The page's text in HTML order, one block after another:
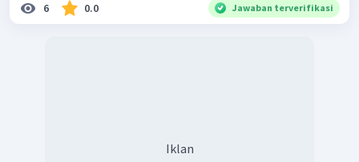
6 0.0 Jawaban terverifikasi
Iklan